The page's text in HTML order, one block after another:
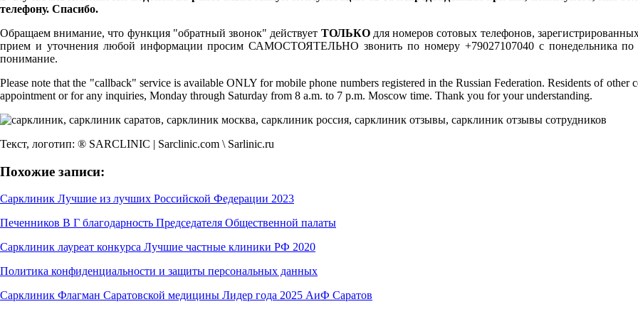
телефону. Спасибо.
Обращаем внимание, что функция "обратный звонок" действует ТОЛЬКОдля номеров сотовых телефонов,
прием и уточнения любой информации просим САМОСТОЯТЕЛЬНО звонить по номеру +79027107040 с понедельника по
понимание.
Please note that the "callback" service is available ONLY for mobile phone numbers registered in the Russian Federation. Residents of
appointment or for any inquiries, Monday through Saturday from 8 a.m. to 7 p.m. Moscow time. Thank you for your understanding.
Текст, логотип: ® SARCLINIC | Sarclinic.com \ Sаrlinic.ru
Похожие записи:
Сарклиник Лучшие из лучших Российской Федерации 2023
Печенников В Г благодарность Председателя Общественной палаты
Сарклиник лауреат конкурса Лучшие частные клиники РФ 2020
Политика конфиденциальности и защиты персональных данных
Сарклиник Флагман Саратовской медицины Лидер года 2025 АиФ Саратов